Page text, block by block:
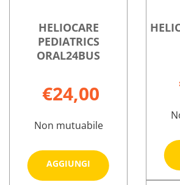
HELIOCARE
PEDIATRICS
ORAL24BUS
€24,00
Non mutuabile
AGGIUNGI
Aggiungi HELIOCARE
PEDIATRICS